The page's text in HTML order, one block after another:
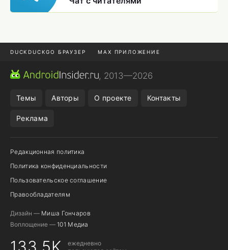
DUCKDUCKGO БРАУЗЕР MAX ПРИЛОЖЕНИЕ
ПРИЛОЖЕНИЯ ANDROID
, 2013—2026
Темы Авторы О проекте Контакты
Реклама
Редакционная политика
Политика конфиденциальности
Пользовательское соглашение
Правообладателям
Дизайн — Миша Гончаров
Воплощение — 101 Медиа
ежедневно